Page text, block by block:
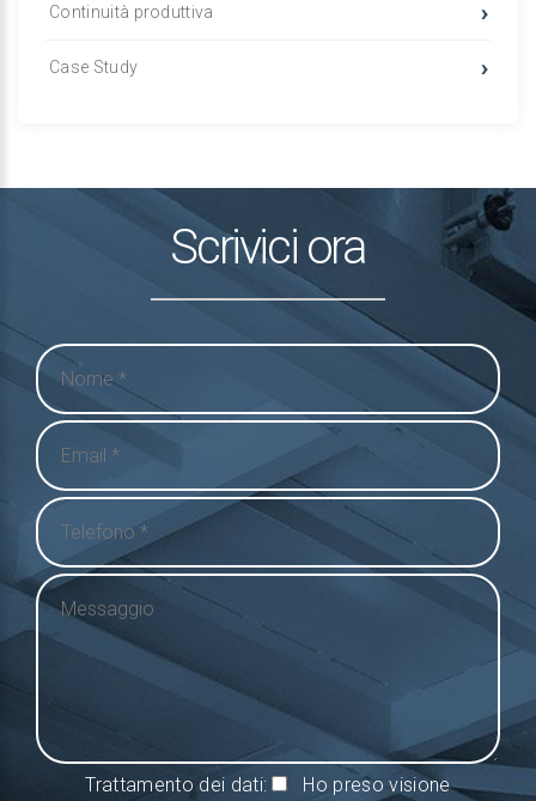
Continuità produttiva
Case Study
Scrivici ora
Trattamento dei dati:
Ho preso visione